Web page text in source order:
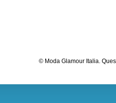
© Moda Glamour Italia.